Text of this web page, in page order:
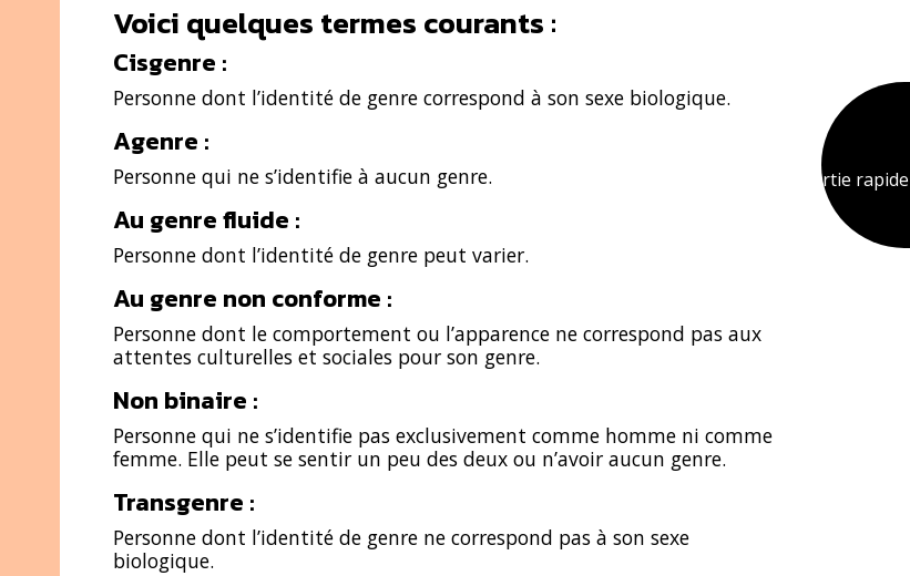
Sortie
Voici quelques termes courants :
Cisgenre :
Personne dont l’identité de genre correspond à son sexe biologique.
Agenre :
Personne qui ne s’identifie à aucun genre.
Au genre fluide :
Personne dont l’identité de genre peut varier.
Au genre non conforme :
Personne dont le comportement ou l’apparence ne correspond pas aux
attentes culturelles et sociales pour son genre.
Non binaire :
Personne qui ne s’identifie pas exclusivement comme homme ni comme
femme. Elle peut se sentir un peu des deux ou n’avoir aucun genre.
Transgenre :
Personne dont l’identité de genre ne correspond pas à son sexe
biologique.